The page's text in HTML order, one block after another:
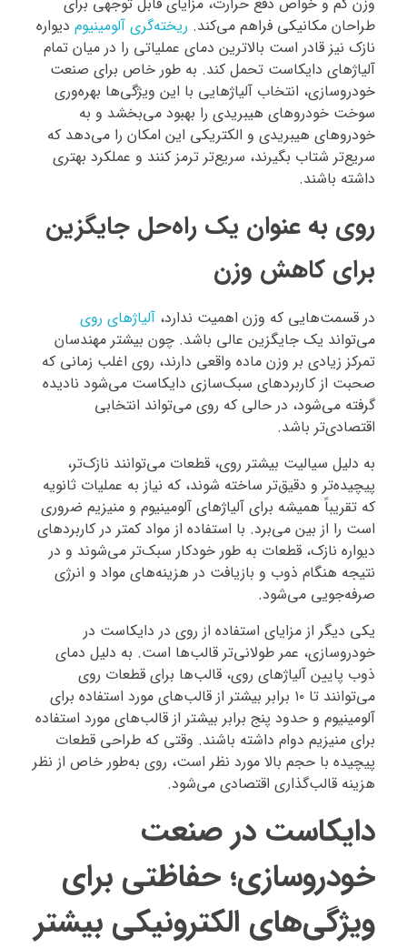
طراحان مکانیکی فراهم می‌کند. ریخته‌گری آلومینیوم دیواره
نازک نیز قادر است بالاترین دمای عملیاتی را در میان تمام
آلیاژهای دایکاست تحمل کند. به طور خاص برای صنعت
خودروسازی، انتخاب آلیاژهایی با این ویژگی‌ها بهره‌وری
سوخت خودروهای هیبریدی را بهبود می‌بخشد و به
خودروهای هیبریدی و الکتریکی این امکان را می‌دهد که
سریع‌تر شتاب بگیرند، سریع‌تر ترمز کنند و عملکرد بهتری
داشته باشند.
روی به عنوان یک راه‌حل جایگزین
برای کاهش وزن
در قسمت‌هایی که وزن اهمیت ندارد، آلیاژهای روی
می‌تواند یک جایگزین عالی باشد. چون بیشتر مهندسان
تمرکز زیادی بر وزن ماده واقعی دارند، روی اغلب زمانی که
صحبت از کاربردهای سبک‌سازی دایکاست می‌شود نادیده
گرفته می‌شود، در حالی که روی می‌تواند انتخابی
اقتصادی‌تر باشد.
به دلیل سیالیت بیشتر روی، قطعات می‌توانند نازک‌تر،
پیچیده‌تر و دقیق‌تر ساخته شوند، که نیاز به عملیات ثانویه
که تقریباً همیشه برای آلیاژهای آلومینیوم و منیزیم ضروری
است را از بین می‌برد. با استفاده از مواد کمتر در کاربردهای
دیواره نازک، قطعات به طور خودکار سبک‌تر می‌شوند و در
نتیجه هنگام ذوب و بازیافت در هزینه‌های مواد و انرژی
صرفه‌جویی می‌شود.
یکی دیگر از مزایای استفاده از روی در دایکاست در
خودروسازی، عمر طولانی‌تر قالب‌ها است. به دلیل دمای
ذوب پایین آلیاژهای روی، قالب‌ها برای قطعات روی
می‌توانند تا ۱۰ برابر بیشتر از قالب‌های مورد استفاده برای
آلومینیوم و حدود پنج برابر بیشتر از قالب‌های مورد استفاده
برای منیزیم دوام داشته باشند. وقتی که طراحی قطعات
پیچیده با حجم بالا مورد نظر است، روی به‌طور خاص از نظر
هزینه قالب‌گذاری اقتصادی می‌شود.
دایکاست در صنعت
خودروسازی؛ حفاظتی برای
ویژگی‌های الکترونیکی بیشتر